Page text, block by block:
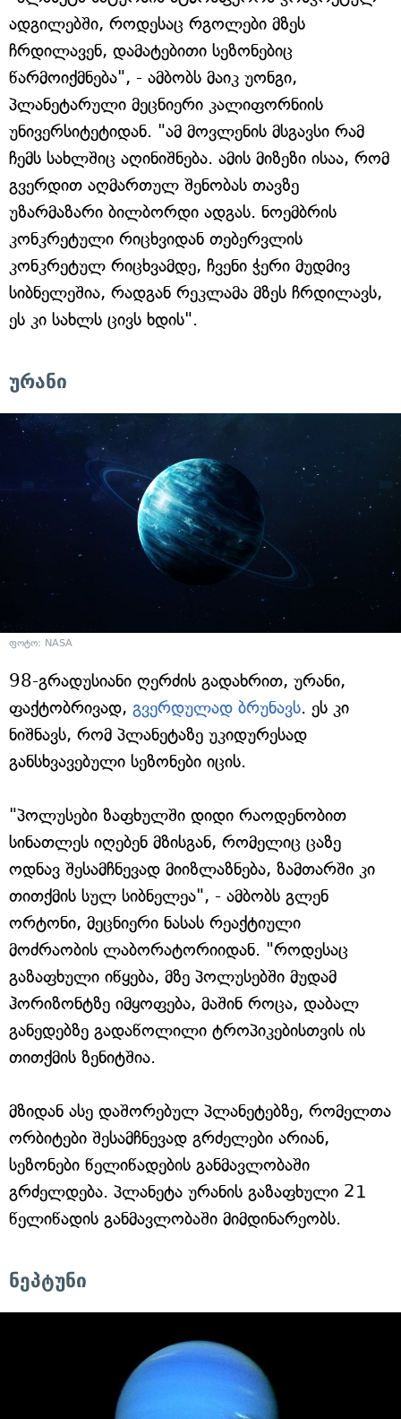
ადგილებში, როდესაც რგოლები მზეს
ჩრდილავენ, დამატებითი სეზონებიც
წარმოიქმნება", - ამბობს მაიკ უონგი,
პლანეტარული მეცნიერი კალიფორნიის
უნივერსიტეტიდან. "ამ მოვლენის მსგავსი რამ
ჩემს სახლშიც აღინიშნება. ამის მიზეზი ისაა, რომ
გვერდით აღმართულ შენობას თავზე
უზარმაზარი ბილბორდი ადგას. ნოემბრის
კონკრეტული რიცხვიდან თებერვლის
კონკრეტულ რიცხვამდე, ჩვენი ჭერი მუდმივ
სიბნელეშია, რადგან რეკლამა მზეს ჩრდილავს,
ეს კი სახლს ცივს ხდის".
ურანი
ფოტო: NASA
98-გრადუსიანი ღერძის გადახრით, ურანი,
ფაქტობრივად, გვერდულად ბრუნავს. ეს კი
ნიშნავს, რომ პლანეტაზე უკიდურესად
განსხვავებული სეზონები იცის.
"პოლუსები ზაფხულში დიდი რაოდენობით
სინათლეს იღებენ მზისგან, რომელიც ცაზე
ოდნავ შესამჩნევად მიიზლაზნება, ზამთარში კი
თითქმის სულ სიბნელეა", - ამბობს გლენ
ორტონი, მეცნიერი ნასას რეაქტიული
მოძრაობის ლაბორატორიიდან. "როდესაც
გაზაფხული იწყება, მზე პოლუსებში მუდამ
ჰორიზონტზე იმყოფება, მაშინ როცა, დაბალ
განედებზე გადაწოლილი ტროპიკებისთვის ის
თითქმის ზენიტშია.
მზიდან ასე დაშორებულ პლანეტებზე, რომელთა
ორბიტები შესამჩნევად გრძელები არიან,
სეზონები წელიწადების განმავლობაში
გრძელდება. პლანეტა ურანის გაზაფხული 21
წელიწადის განმავლობაში მიმდინარეობს.
ნეპტუნი